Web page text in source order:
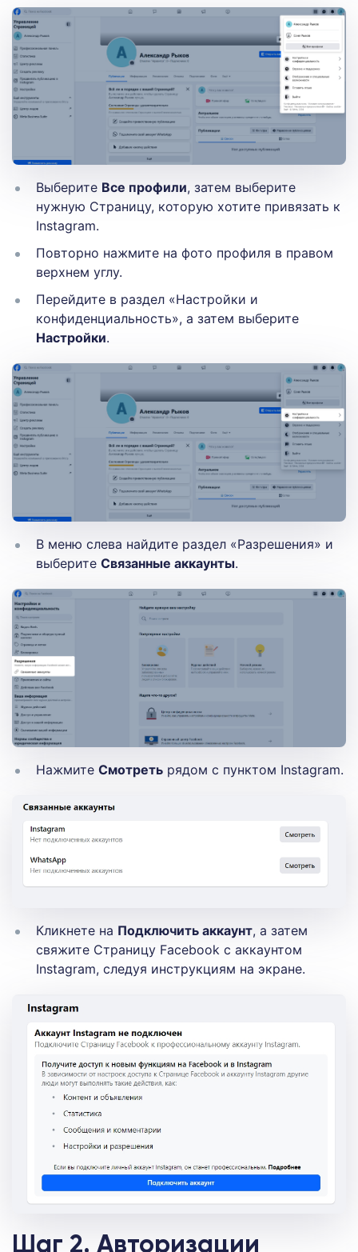
Выберите Все профили, затем выберите
нужную Страницу, которую хотите привязать к
Instagram.
Повторно нажмите на фото профиля в правом
верхнем углу.
Перейдите в раздел «Настройки и
конфиденциальность», а затем выберите
Настройки.
В меню слева найдите раздел «Разрешения» и
выберите Связанные аккаунты.
Нажмите Смотреть рядом с пунктом Instagram.
Кликнете на Подключить аккаунт, а затем
свяжите Страницу Facebook с аккаунтом
Instagram, следуя инструкциям на экране.
Шаг 2. Авторизации